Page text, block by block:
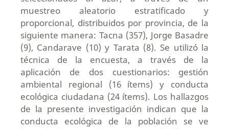
muestreo aleatorio estratificado y
proporcional, distribuidos por provincia, de la
siguiente manera: Tacna (357), Jorge Basadre
(9), Candarave (10) y Tarata (8). Se utilizó la
técnica de la encuesta, a través de la
aplicación de dos cuestionarios: gestión
ambiental regional (16 ítems) y conducta
ecológica ciudadana (24 ítems). Los hallazgos
de la presente investigación indican que la
conducta ecológica de la población se ve